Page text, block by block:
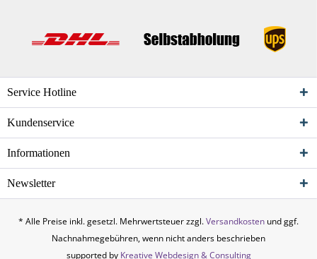
Service Hotline
Kundenservice
Informationen
Newsletter
* Alle Preise inkl. gesetzl. Mehrwertsteuer zzgl.Versandkosten und ggf.
Nachnahmegebühren, wenn nicht anders beschrieben
supported by Kreative Webdesign & Consulting